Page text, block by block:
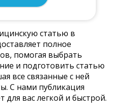
статью в
полное
помогая выбрать
и подготовить статью
все связанные с ней
С нами публикация
для вас легкой и быстрой.